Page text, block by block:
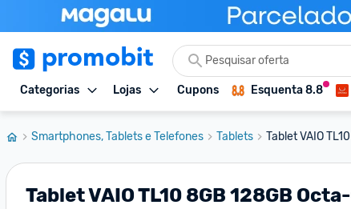
Categorias Lojas Cupons Esquenta 8.8
Smartphones, Tablets e Telefones Tablets Tablet VAIO
Tablet VAIO TL10 8GB 128GB